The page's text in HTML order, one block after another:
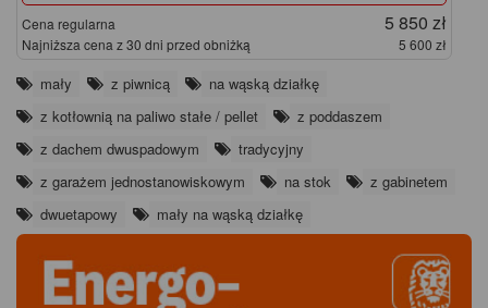
Cena regularna 5 850 zł
Najniższa cena z 30 dni przed obniżką 5 600 zł
mały z piwnicą
na wąską działkę
z kotłownią na paliwo stałe / pellet
z poddaszem
z dachem dwuspadowym
tradycyjny
z garażem jednostanowiskowym
na stok
z gabinetem
dwuetapowy
mały na wąską działkę